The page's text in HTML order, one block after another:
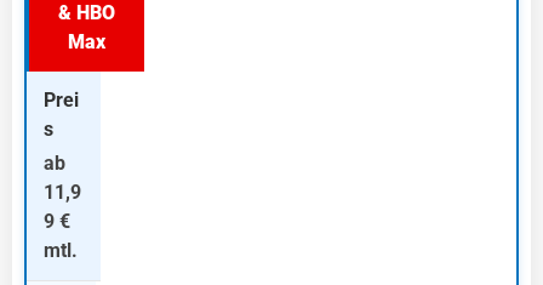
& HBO
Max
ab
11,9
9 €
mtl.